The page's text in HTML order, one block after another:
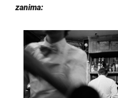
zanima: